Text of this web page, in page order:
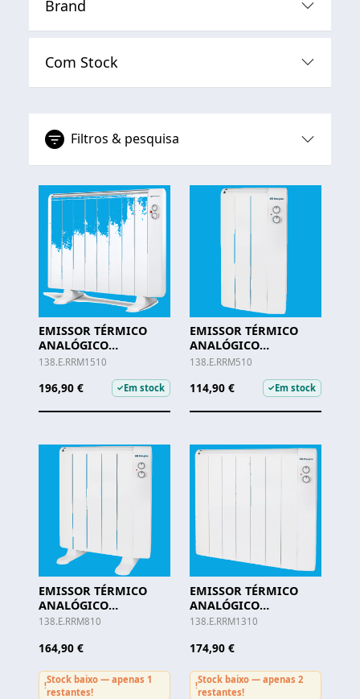
Filtros & pesquisa
EMISSOR TÉRMICO
ANALÓGICO
ORBEGOZO - RRM 1510
138.E.RRM1510
196,90 € ✓Em stock
EMISSOR TÉRMICO
ANALÓGICO
ORBEGOZO - RRM 510
138.E.RRM510
114,90 € ✓Em stock
EMISSOR TÉRMICO
ANALÓGICO
ORBEGOZO - RRM 810
138.E.RRM810
164,90 €
!
Stock baixo — apenas 1
restantes!
EMISSOR TÉRMICO
ANALÓGICO
ORBEGOZO - RRM 1310
138.E.RRM1310
174,90 €
!
Stock baixo — apenas 2
restantes!
Brand
Com Stock